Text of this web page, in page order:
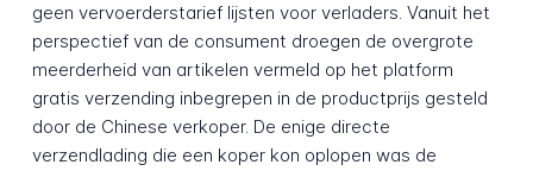
geen vervoerderstarief lijsten voor verladers. Vanuit het
perspectief van de consument droegen de overgrote
meerderheid van artikelen vermeld op het platform
gratis verzending inbegrepen in de productprijs gesteld
door de Chinese verkoper. De enige directe
verzendlading die een koper kon oplopen was de